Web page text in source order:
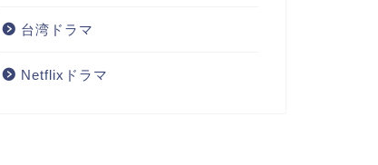
台湾ドラマ
Netflixドラマ